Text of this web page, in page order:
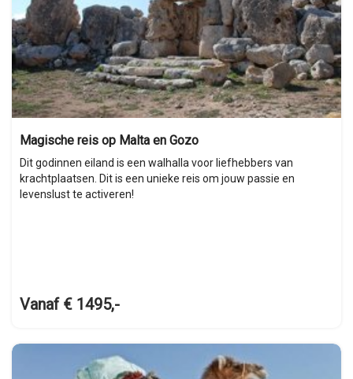
Magische reis op Malta en Gozo
Dit godinnen eiland is een walhalla voor liefhebbers van
krachtplaatsen. Dit is een unieke reis om jouw passie en
levenslust te activeren!
Vanaf € 1495,-